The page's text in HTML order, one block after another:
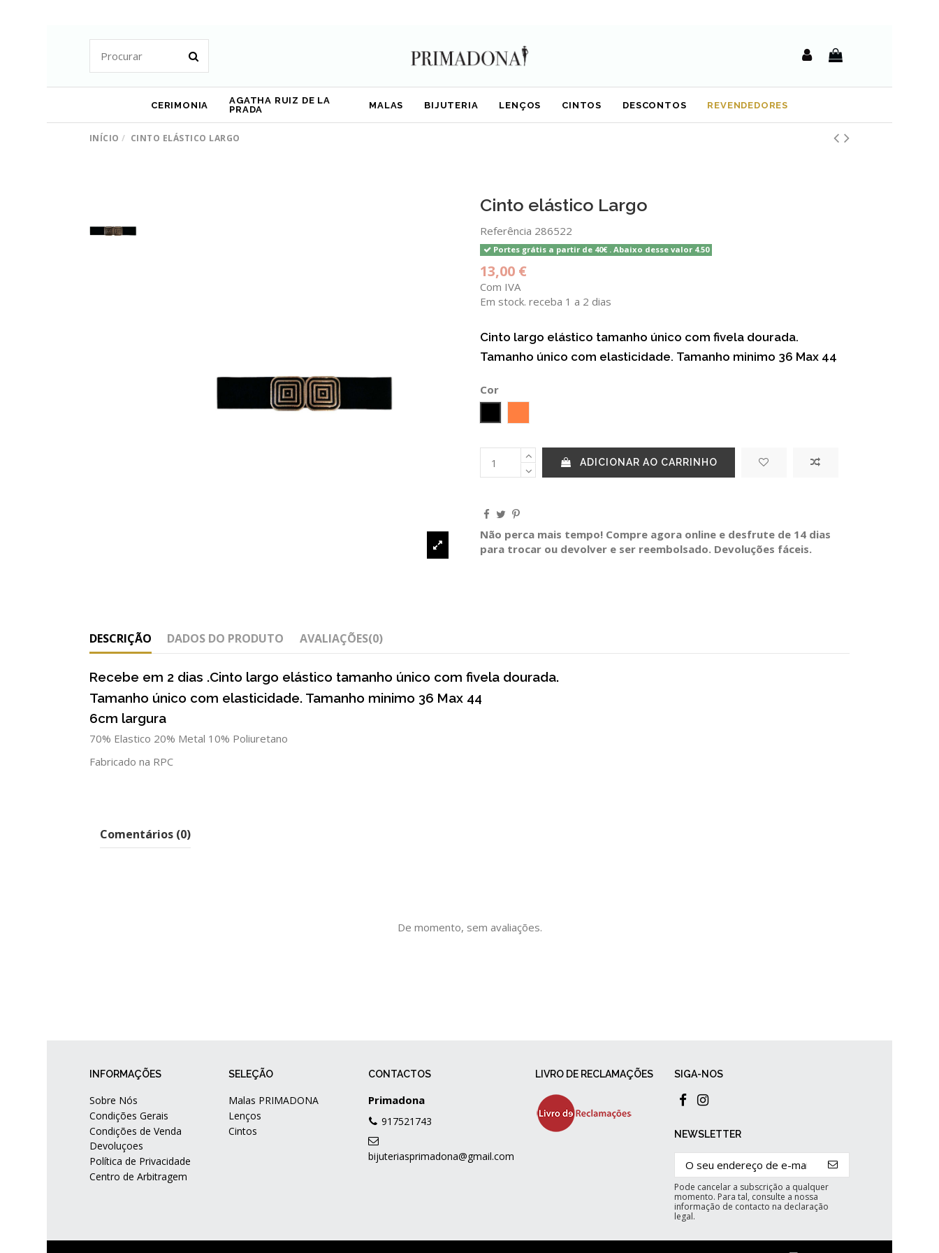
CERIMONIA
AGATHA RUIZ DE LA
PRADA
MALAS BIJUTERIA LENÇOS CINTOS DESCONTOS REVENDEDORES
INÍCIO CINTO ELÁSTICO LARGO
Cinto elástico Largo
Referência 286522
Portes grátis a partir de 40€ . Abaixo desse valor 4.50
13,00 €
Com IVA
Em stock. receba 1 a 2 dias
Cinto largo elástico tamanho único com fivela dourada.
Tamanho único com elasticidade. Tamanho minimo 36 Max 44
Cor
ADICIONAR AO CARRINHO
Não perca mais tempo! Compre agora online e desfrute de 14 dias
para trocar ou devolver e ser reembolsado. Devoluções fáceis.
DESCRIÇÃO DADOS DO PRODUTO AVALIAÇÕES(0)
Recebe em 2 dias .Cinto largo elástico tamanho único com fivela dourada.
Tamanho único com elasticidade. Tamanho minimo 36 Max 44
6cm largura
70% Elastico 20% Metal 10% Poliuretano
Fabricado na RPC
Comentários (0)
De momento, sem avaliações.
INFORMAÇÕES
Sobre Nós
Condições Gerais
Condições de Venda
Devoluçoes
Política de Privacidade
Centro de Arbitragem
SELEÇÃO
Malas PRIMADONA
Lenços
Cintos
CONTACTOS
Primadona
917521743
bijuteriasprimadona@gmail.com
LIVRO DE RECLAMAÇÕES SIGA-NOS
NEWSLETTER
Pode cancelar a subscrição a qualquer
momento. Para tal, consulte a nossa
informação de contacto na declaração
legal.